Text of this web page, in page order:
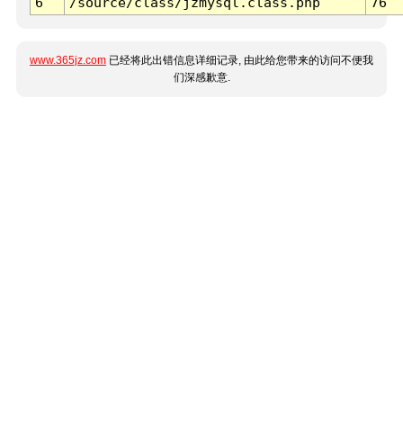
www.365jz.com 已经将此出错信息详细记录, 由此给您带来的访问不便我
们深感歉意.